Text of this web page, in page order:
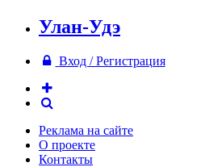
Улан-Удэ
Вход / Регистрация
Реклама на сайте
О проекте
Контакты